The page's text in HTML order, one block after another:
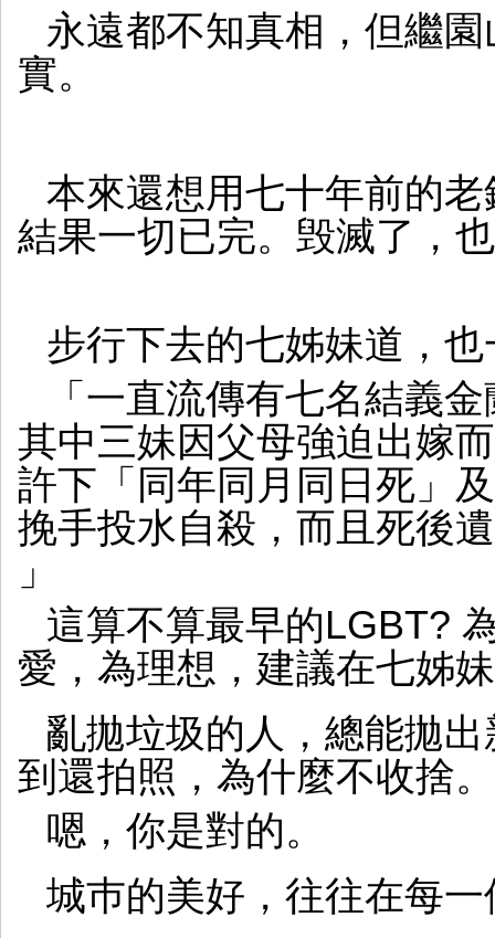
永遠都不知真相，但繼
實。
本來還想用七十年前的
結果一切已完。毁滅了，
步行下去的七姊妹道，
「一直流傳有七名結義
其中三妹因父母強迫出嫁
許下「同年同月同日死」
挽手投水自殺，而且死後
」
這算不算最早的LGBT?
愛，為理想，建議在七姊
亂拋垃圾的人，總能拋
到還拍照，為什麼不收捨
嗯，你是對的。
城巿的美好，往往在每